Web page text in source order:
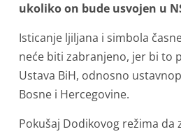
ukoliko on bude usvojen u
Isticanje ljiljana i simbola
neće biti zabranjeno, jer bi to
Ustava BiH, odnosno
Bosne i Hercegovine.
Pokušaj Dodikovog režima da